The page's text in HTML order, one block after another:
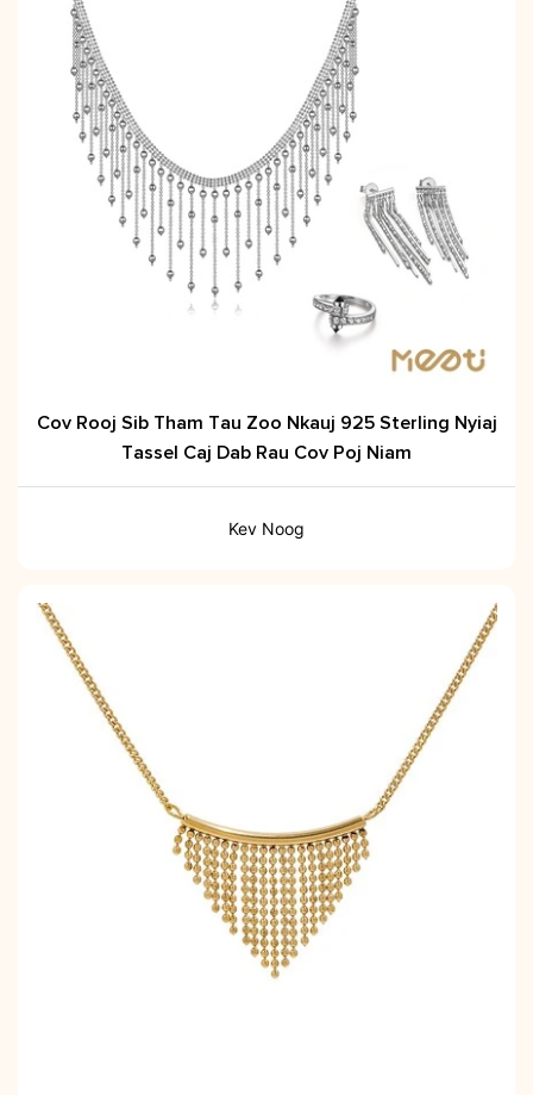
Cov Rooj Sib Tham Tau Zoo Nkauj 925 Sterling Nyiaj
Tassel Caj Dab Rau Cov Poj Niam
Kev Noog